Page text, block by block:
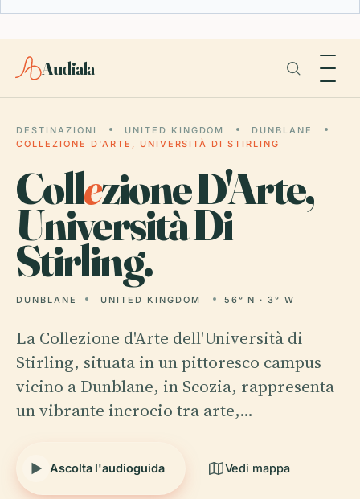
Audiala
DESTINAZIONI UNITED KINGDOM
DUNBLANE
COLLEZIONE D'ARTE, UNIVERSITÀ DI STIRLING
Collezione D'Arte,
Università Di
Stirling.
DUNBLANE UNITED KINGDOM 56° N · 3° W
La Collezione d'Arte dell'Università di
Stirling, situata in un pittoresco campus
vicino a Dunblane, in Scozia, rappresenta
un vibrante incrocio tra arte,…
Ascolta l'audioguida Vedi mappa